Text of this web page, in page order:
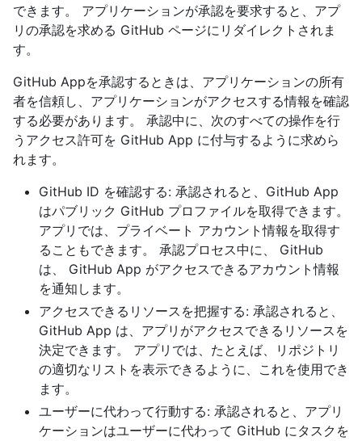
できます。 アプリケーションが承認を要求すると、アプ
リの承認を求める GitHub ページにリダイレクトされま
す。
GitHub Appを承認するときは、アプリケーションの所有
者を信頼し、アプリケーションがアクセスする情報を確認
する必要があります。 承認中に、次のすべての操作を行
うアクセス許可を GitHub App に付与するように求めら
れます。
GitHub ID を確認する: 承認されると、GitHub App
はパブリック GitHub プロファイルを取得できます。
アプリでは、プライベート アカウント情報を取得す
ることもできます。 承認プロセス中に、 GitHub
は、 GitHub App がアクセスできるアカウント情報
を通知します。
アクセスできるリソースを把握する: 承認されると、
GitHub App は、アプリがアクセスできるリソースを
決定できます。 アプリでは、たとえば、リポジトリ
の適切なリストを表示できるように、これを使用でき
ます。
ユーザーに代わって行動する: 承認されると、アプリ
ケーションはユーザーに代わって GitHub にタスクを